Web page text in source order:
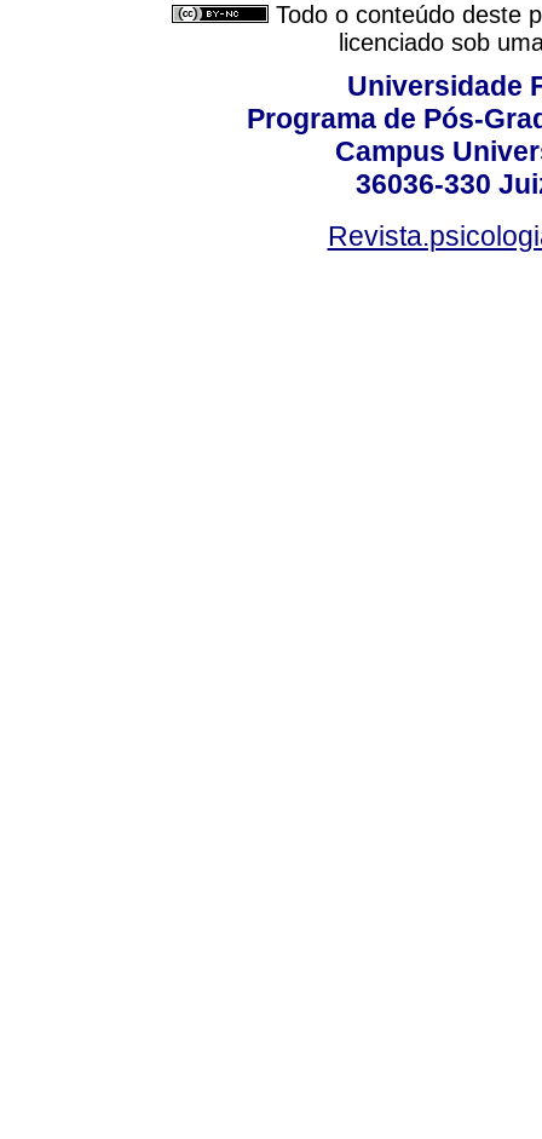
Todo o conteúdo deste
licenciado sob
Universidade
Programa de Pós-
Campus
36036-330